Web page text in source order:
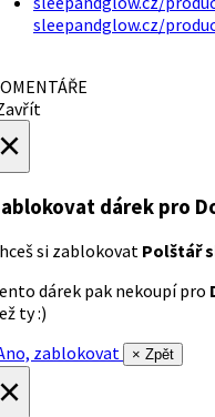
sleepandglow.cz/
dárek pro
si zablokovat Polštář
dárek pak nekoupí pro
ty :)
zablokovat
× Zpět